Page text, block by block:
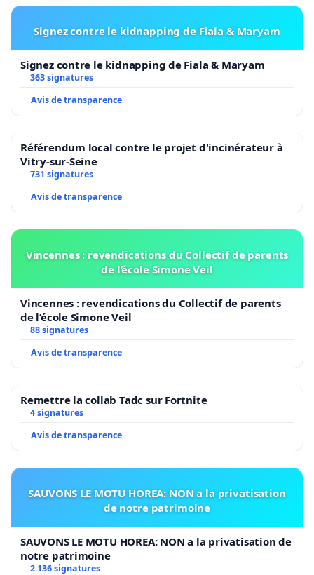
Signez contre le kidnapping de Fiala & Maryam
Signez contre le kidnapping de Fiala & Maryam
363 signatures
Avis de transparence
Référendum local contre le projet d'incinérateur à
Vitry-sur-Seine
731 signatures
Avis de transparence
Vincennes : revendications du Collectif de parents
de l’école Simone Veil
Vincennes : revendications du Collectif de parents
de l’école Simone Veil
88 signatures
Avis de transparence
Remettre la collab Tadc sur Fortnite
4 signatures
Avis de transparence
SAUVONS LE MOTU HOREA: NON a la privatisation
de notre patrimoine
SAUVONS LE MOTU HOREA: NON a la privatisation de
notre patrimoine
2 136 signatures